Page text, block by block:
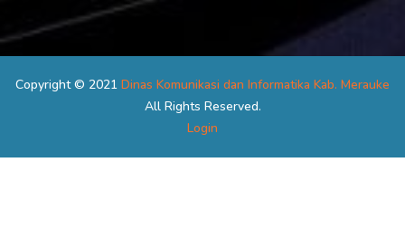
Copyright © 2021 Dinas Komunikasi dan Informatika Kab. Merauke
All Rights Reserved.
Login